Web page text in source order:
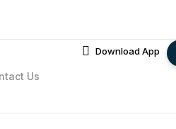
Us
Download App